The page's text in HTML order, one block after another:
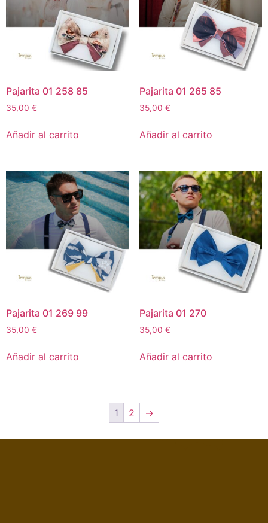
Pajarita 01 258 85
35,00 €
Añadir al carrito
Pajarita 01 265 85
35,00 €
Añadir al carrito
Pajarita 01 269 99
35,00 €
Añadir al carrito
Pajarita 01 270
35,00 €
Añadir al carrito
1 2 →